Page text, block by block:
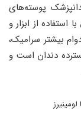
پوسته‌های
از ابزار و
بیشتر سرامیک،
دندان است و